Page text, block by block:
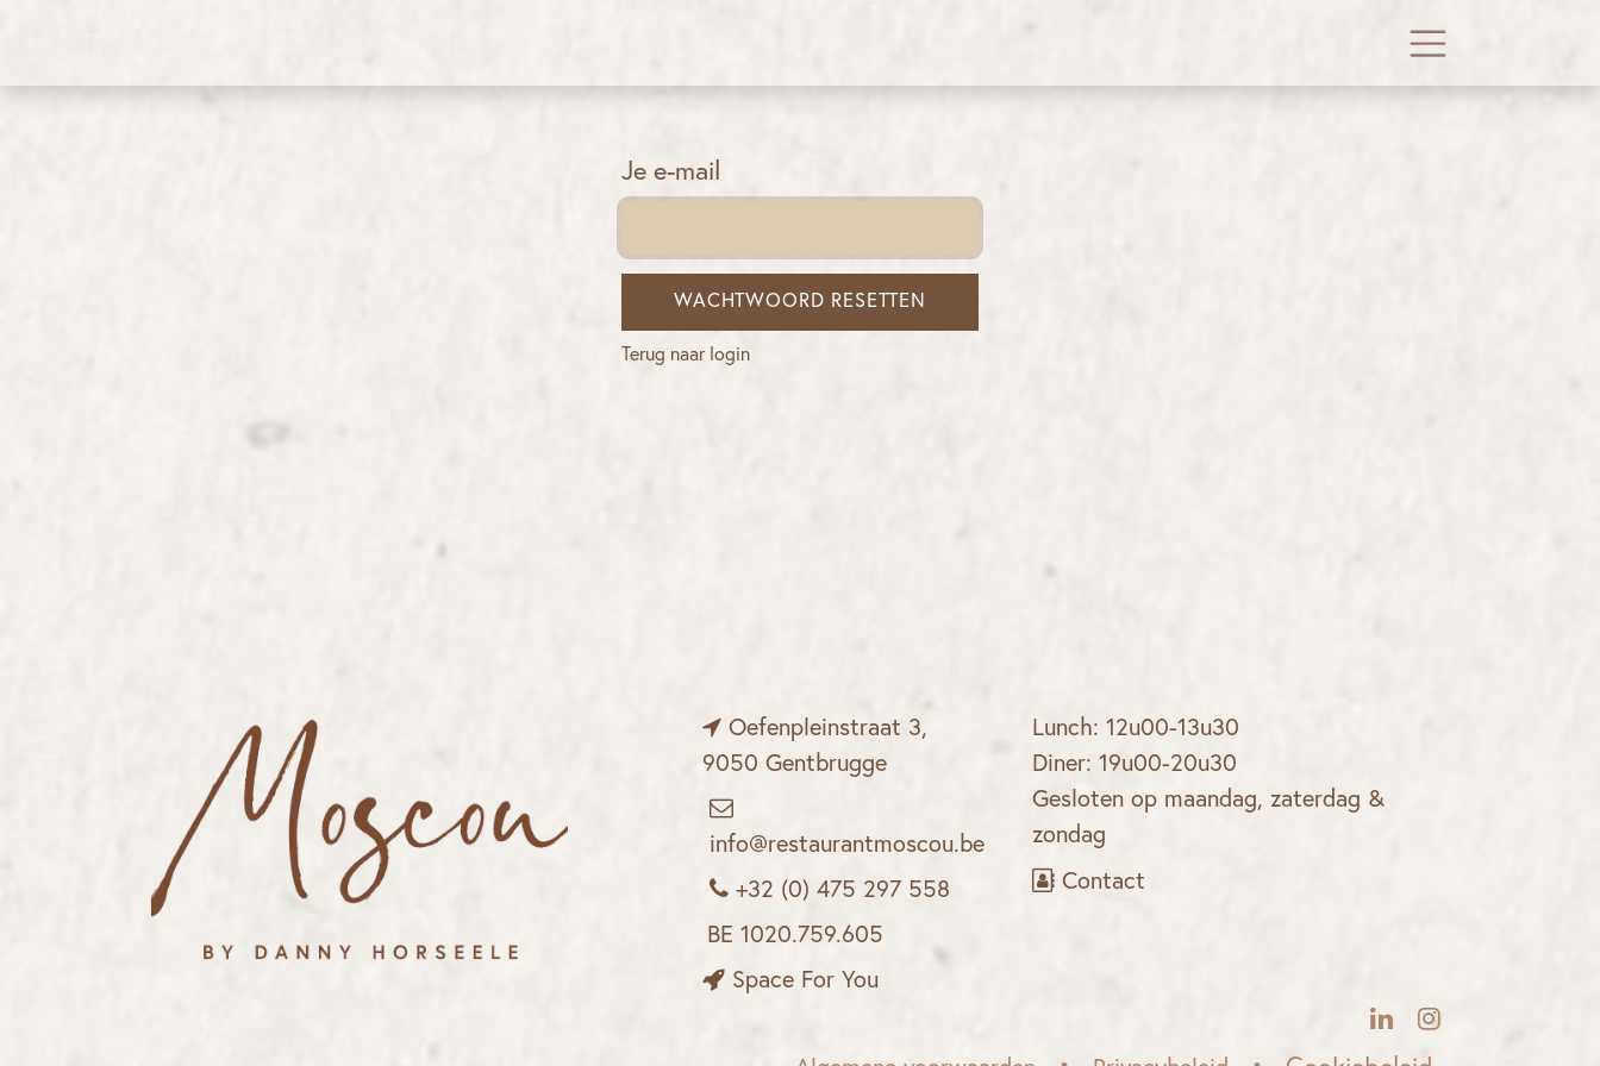
Je e-mail
WACHTWOORD RESETTEN
Terug naar login
Lunch: 12u00-13u30
Diner: 19u00-20u30
Gesloten op maandag, zaterdag &
zondag
Contact
Oefenpleinstraat 3,
9050 Gentbrugge
info@restaurantmoscou.be
+32 (0) 475 297 558
BE 1020.759.605
Space For You